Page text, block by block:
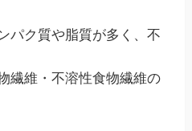
パク質や脂質が多く、不
繊維・不溶性食物繊維の